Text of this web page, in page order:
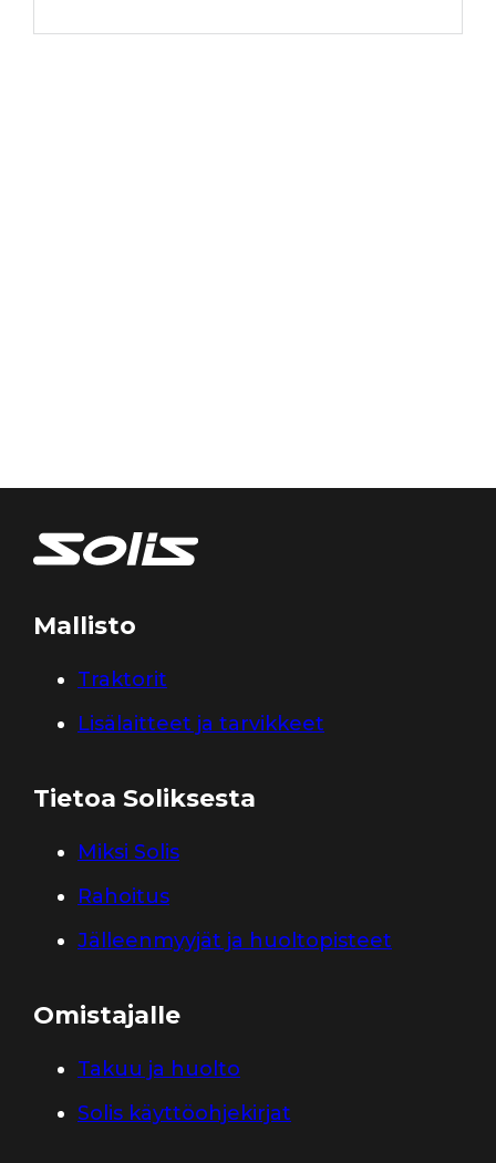
Mallisto
Traktorit
Lisälaitteet ja tarvikkeet
Tietoa Soliksesta
Miksi Solis
Rahoitus
Jälleenmyyjät ja huoltopisteet
Omistajalle
Takuu ja huolto
Solis käyttöohjekirjat